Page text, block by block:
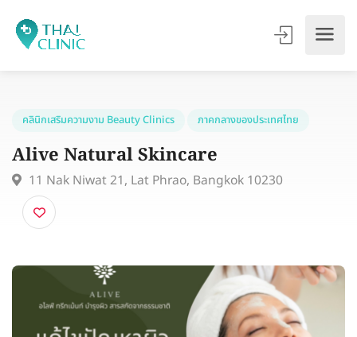
คลินิกเสริมความงาม Beauty Clinics
Alive Natural Skincare
11 Nak Niwat 21, Lat Phrao, Bangkok 10230